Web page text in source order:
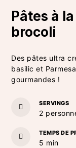
Pâtes à
brocoli
Des pâtes ultra
basilic et
gourmandes !
SERVINGS
2
TEMPS DE
5 minutes
min